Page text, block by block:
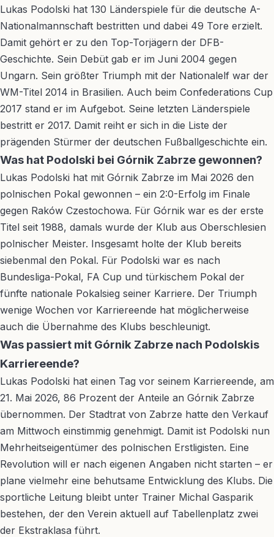
Lukas Podolski hat 130 Länderspiele für die deutsche A-
Nationalmannschaft bestritten und dabei 49 Tore erzielt.
Damit gehört er zu den Top-Torjägern der DFB-
Geschichte. Sein Debüt gab er im Juni 2004 gegen
Ungarn. Sein größter Triumph mit der Nationalelf war der
WM-Titel 2014 in Brasilien. Auch beim Confederations Cup
2017 stand er im Aufgebot. Seine letzten Länderspiele
bestritt er 2017. Damit reiht er sich in die Liste der
prägenden Stürmer der deutschen Fußballgeschichte ein.
Was hat Podolski bei Górnik Zabrze gewonnen?
Lukas Podolski hat mit Górnik Zabrze im Mai 2026 den
polnischen Pokal gewonnen – ein 2:0-Erfolg im Finale
gegen Raków Czestochowa. Für Górnik war es der erste
Titel seit 1988, damals wurde der Klub aus Oberschlesien
polnischer Meister. Insgesamt holte der Klub bereits
siebenmal den Pokal. Für Podolski war es nach
Bundesliga-Pokal, FA Cup und türkischem Pokal der
fünfte nationale Pokalsieg seiner Karriere. Der Triumph
wenige Wochen vor Karriereende hat möglicherweise
auch die Übernahme des Klubs beschleunigt.
Was passiert mit Górnik Zabrze nach Podolskis
Karriereende?
Lukas Podolski hat einen Tag vor seinem Karriereende, am
21. Mai 2026, 86 Prozent der Anteile an Górnik Zabrze
übernommen. Der Stadtrat von Zabrze hatte den Verkauf
am Mittwoch einstimmig genehmigt. Damit ist Podolski nun
Mehrheitseigentümer des polnischen Erstligisten. Eine
Revolution will er nach eigenen Angaben nicht starten – er
plane vielmehr eine behutsame Entwicklung des Klubs. Die
sportliche Leitung bleibt unter Trainer Michal Gasparik
bestehen, der den Verein aktuell auf Tabellenplatz zwei
der Ekstraklasa führt.